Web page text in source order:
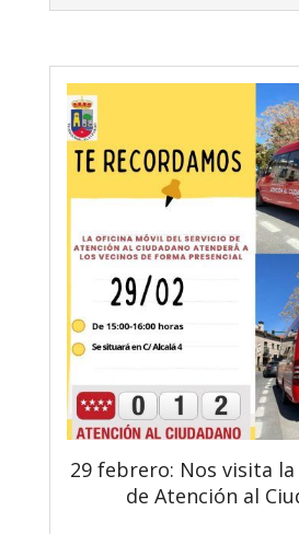
29 febrero: Nos visita
de Atención al